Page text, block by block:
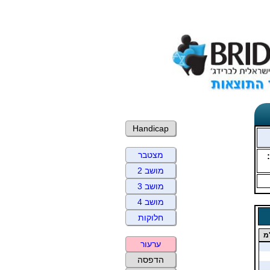
Handicap
מצטבר
מושב 2
מושב 3
מושב 4
חלוקות
ערעור
הדפסה